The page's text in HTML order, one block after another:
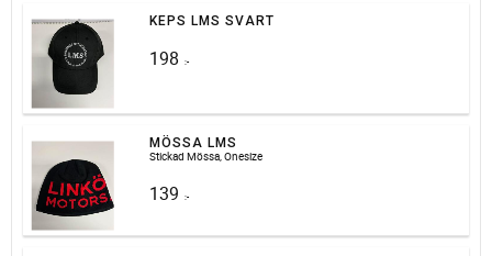
KEPS LMS SVART
198 :-
MÖSSA LMS
Stickad Mössa, Onesize
139 :-